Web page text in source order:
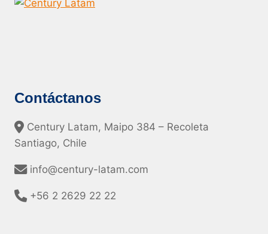
Contáctanos
Century Latam, Maipo 384 – Recoleta
Santiago, Chile
info@century-latam.com
+56 2 2629 22 22